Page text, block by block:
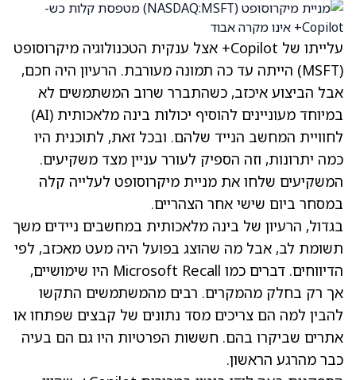
עלייתו של Copilot+ אצל ענקית הטכנולוגיה מיקרוסופט
(MSFT)
הייתה עד כה תמונה מעורבת. הרעיון היה חכם,
אבל הביצוע איכזב, כשהתברר שרוב המשתמשים לא
במיוחד מעוניינים להוסיף יכולות בינה מלאכותית (AI)
לחוויית המחשב הנייד שלהם. ובכל זאת, לתוכנית היו
כמה יתרונות, וזה הספיק לעורר עניין מצד משקיעים.
המשקיעים שלחו את מניית מיקרוסופט לעלייה קלה
במסחר ביום שישי אחר הצהריים.
בגדול, הרעיון של בינה מלאכותית במחשבים ניידים משך
תשומת לב, אבל מה שהוצג בפועל היה מעט מאכזב, לפי
הדיווחים. דברים כמו Microsoft Recall היו שימושיים,
אך רק בחלק מהמקרים. רבים מהמשתמשים התקשו
להבין למה הם צריכים מסד נתונים של קבצים שפתחו או
אתרים שביקרו בהם. חששות הפרטיות היו גם הם בעיה
כבר מהרגע הראשון.